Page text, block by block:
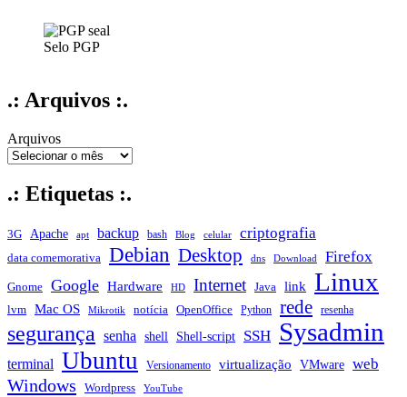
Selo PGP
.: Arquivos :.
Arquivos
.: Etiquetas :.
3G Apache apt backup bash Blog celular criptografia
data comemorativa Debian Desktop dns Download Firefox
Gnome Google Hardware HD Internet Java link Linux
lvm Mac OS Mikrotik notícia OpenOffice Python rede resenha
segurança senha shell Shell-script SSH Sysadmin
terminal Ubuntu Versionamento virtualização VMware web
Windows Wordpress YouTube